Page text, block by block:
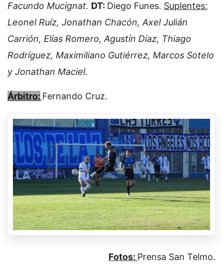
Facundo Mucignat. DT: Diego Funes. Suplentes:
Leonel Ruíz, Jonathan Chacón, Axel Julián
Carrión, Elías Romero, Agustín Díaz, Thiago
Rodríguez, Maximiliano Gutiérrez, Marcos Sotelo
y Jonathan Maciel.
Árbitro: Fernando Cruz.
Fotos: Prensa San Telmo.